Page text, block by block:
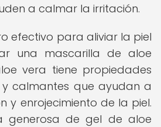
a calmar la irritación.
efectivo para aliviar la piel
una mascarilla de aloe
vera tiene propiedades
calmantes que ayudan a
y enrojecimiento de la piel.
generosa de gel de aloe